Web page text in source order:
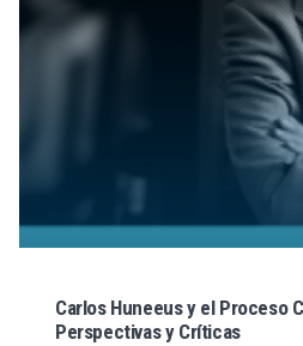
Carlos Huneeus y el Proceso
Perspectivas y Críticas